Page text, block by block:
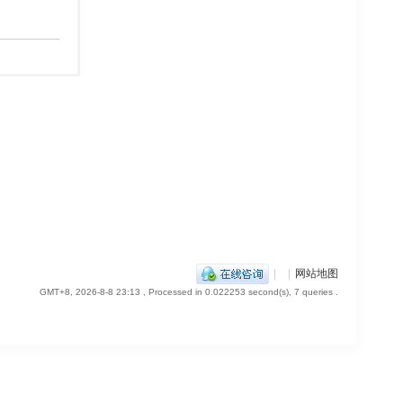
| | 网站地图
GMT+8, 2026-8-8 23:13 , Processed in 0.022253 second(s), 7 queries .